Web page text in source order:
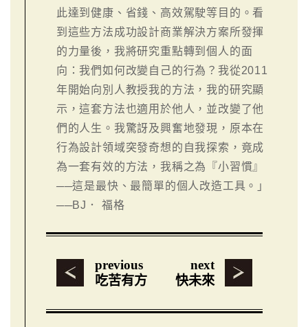
此達到健康、省錢、高效駕駛等目的。看
到這些方法成功設計商業解決方案所發揮
的力量後，我將研究重點轉到個人的面
向：我們如何改變自己的行為？我從2011
年開始向別人教授我的方法，我的研究顯
示，這套方法也適用於他人，並改變了他
們的人生。我驚訝及興奮地發現，原本在
行為設計領域突發奇想的自我探索，竟成
為一套有效的方法，我稱之為『小習慣』
──這是最快、最簡單的個人改造工具。」
──BJ． 福格
previous
吃苦有方
next
快未來